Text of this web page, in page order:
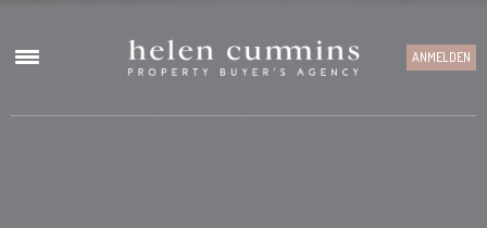
ANMELDEN